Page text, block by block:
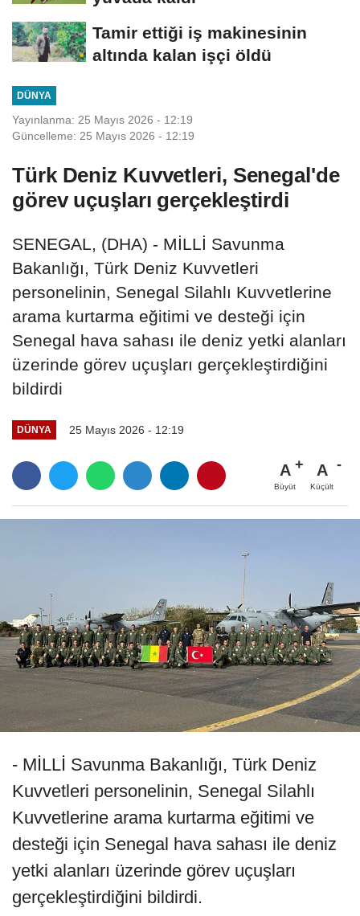
Tamir ettiği iş makinesinin
altında kalan işçi öldü
DÜNYA
Yayınlanma: 25 Mayıs 2026 - 12:19
Güncelleme: 25 Mayıs 2026 - 12:19
Türk Deniz Kuvvetleri, Senegal'de
görev uçuşları gerçekleştirdi
SENEGAL, (DHA) - MİLLİ Savunma
Bakanlığı, Türk Deniz Kuvvetleri
personelinin, Senegal Silahlı Kuvvetlerine
arama kurtarma eğitimi ve desteği için
Senegal hava sahası ile deniz yetki alanları
üzerinde görev uçuşları gerçekleştirdiğini
bildirdi
DÜNYA 25 Mayıs 2026 - 12:19
A
Büyüt
A
Küçült
- MİLLİ Savunma Bakanlığı, Türk Deniz
Kuvvetleri personelinin, Senegal Silahlı
Kuvvetlerine arama kurtarma eğitimi ve
desteği için Senegal hava sahası ile deniz
yetki alanları üzerinde görev uçuşları
gerçekleştirdiğini bildirdi.